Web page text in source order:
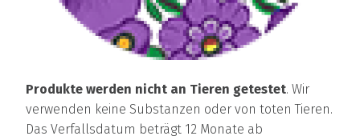
Produkte werden nicht an Tieren getestet. Wir
verwenden keine Substanzen oder von toten Tieren.
Das Verfallsdatum beträgt 12 Monate ab